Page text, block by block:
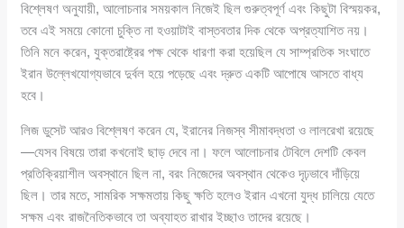
বিশ্লেষণ অনুযায়ী, আলোচনার সময়কাল নিজেই ছিল গুরুত্বপূর্ণ এবং কিছুটা বিস্ময়কর,
তবে এই সময়ে কোনো চুক্তি না হওয়াটাই বাস্তবতার দিক থেকে অপ্রত্যাশিত নয়।
তিনি মনে করেন, যুক্তরাষ্ট্রের পক্ষ থেকে ধারণা করা হয়েছিল যে সাম্প্রতিক সংঘাতে
ইরান উল্লেখযোগ্যভাবে দুর্বল হয়ে পড়েছে এবং দ্রুত একটি আপোষে আসতে বাধ্য
হবে।
লিজ ডুসেট আরও বিশ্লেষণ করেন যে, ইরানের নিজস্ব সীমাবদ্ধতা ও লালরেখা রয়েছে
—যেসব বিষয়ে তারা কখনোই ছাড় দেবে না। ফলে আলোচনার টেবিলে দেশটি কেবল
প্রতিক্রিয়াশীল অবস্থানে ছিল না, বরং নিজেদের অবস্থান থেকেও দৃঢ়ভাবে দাঁড়িয়ে
ছিল। তার মতে, সামরিক সক্ষমতায় কিছু ক্ষতি হলেও ইরান এখনো যুদ্ধ চালিয়ে যেতে
সক্ষম এবং রাজনৈতিকভাবে তা অব্যাহত রাখার ইচ্ছাও তাদের রয়েছে।